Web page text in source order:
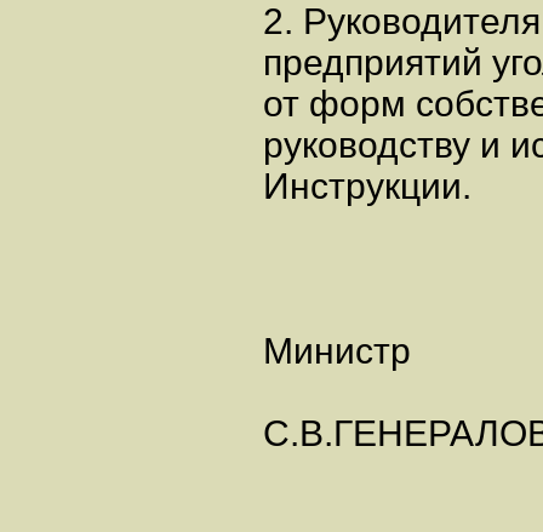
2.
предприятий
от форм
руководству и
Инструкции.
Министр